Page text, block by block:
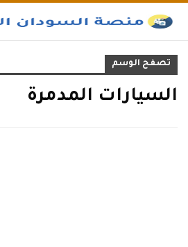
تصفح الوسم
السيارات المدمرة